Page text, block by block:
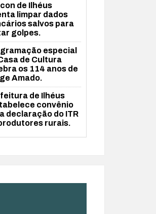
de Ilhéus
limpar dados
salvos para
golpes.
especial
de Cultura
os 114 anos de
Amado.
de Ilhéus
convênio
declaração do ITR
rurais.